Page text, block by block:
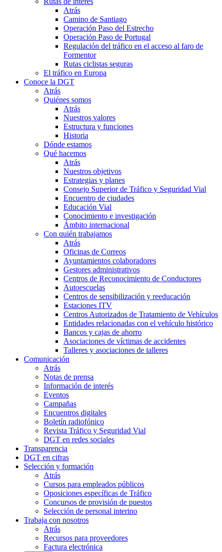
Atrás
Camino de Santiago
Operación Paso del Estrecho
Operación Paso de Portugal
Regulación del tráfico en el acceso al faro de
Formentor
Rutas ciclistas seguras
El tráfico en Europa
Conoce la DGT
Atrás
Quiénes somos
Atrás
Nuestros valores
Estructura y funciones
Historia
Dónde estamos
Qué hacemos
Atrás
Nuestros objetivos
Estrategias y planes
Consejo Superior de Tráfico y Seguridad Vial
Encuentro de ciudades
Educación Vial
Conocimiento e investigación
Ámbito internacional
Con quién trabajamos
Atrás
Oficinas de Correos
Ayuntamientos colaboradores
Gestores administrativos
Centros de Reconocimiento de Conductores
Autoescuelas
Centros de sensibilización y reeducación
Estaciones ITV
Centros Autorizados de Tratamiento de Vehículos
Entidades relacionadas con el vehículo histórico
Bancos y cajas de ahorro
Asociaciones de víctimas de accidentes
Talleres y asociaciones de talleres
Comunicación
Atrás
Notas de prensa
Información de interés
Eventos
Campañas
Encuentros digitales
Boletín radiofónico
Revista Tráfico y Seguridad Vial
DGT en redes sociales
Transparencia
DGT en cifras
Selección y formación
Atrás
Cursos para empleados públicos
Oposiciones específicas de Tráfico
Concursos de provisión de puestos
Selección de personal interino
Trabaja con nosotros
Atrás
Recursos para proveedores
Factura electrónica